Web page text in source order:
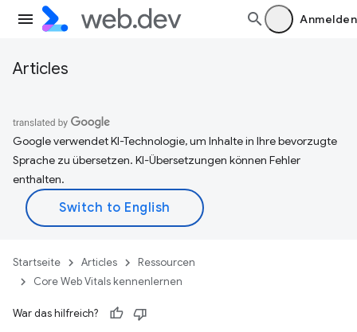
Anmelden
Articles
Google verwendet KI-Technologie, um Inhalte in Ihre bevorzugte
Sprache zu übersetzen. KI-Übersetzungen können Fehler
enthalten.
Startseite Articles
Ressourcen
Core Web Vitals kennenlernen
War das hilfreich?